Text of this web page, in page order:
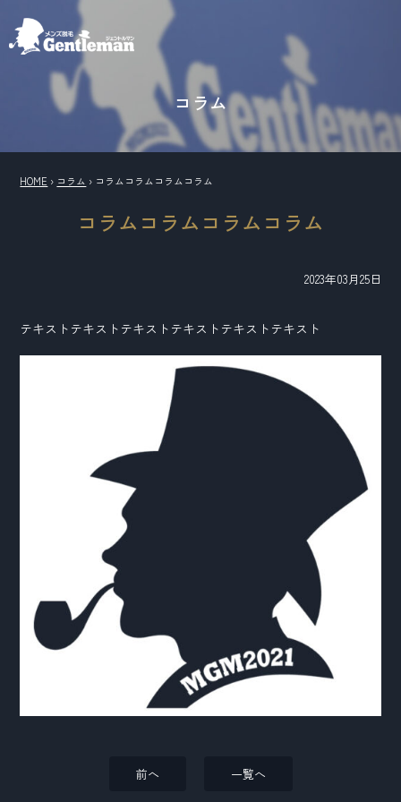
コラム
HOME › コラム › コラムコラムコラムコラム
コラムコラムコラムコラム
2023年03月25日
テキストテキストテキストテキストテキストテキスト
前へ 一覧へ